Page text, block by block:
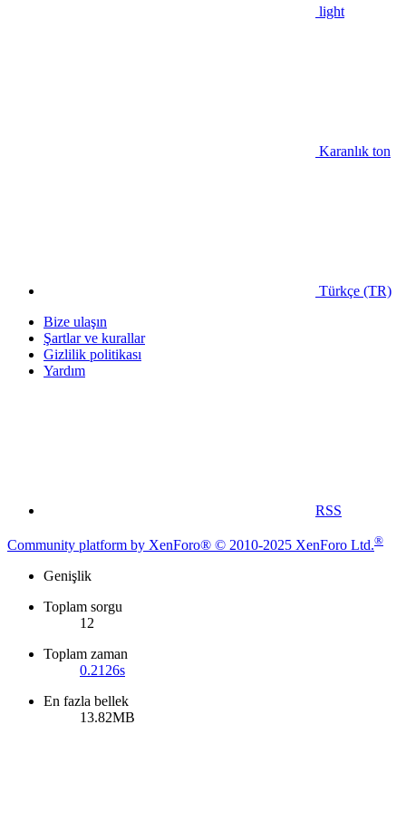
light
Karanlık ton
Türkçe (TR)
Bize ulaşın
Şartlar ve kurallar
Gizlilik politikası
Yardım
RSS
Community platform by XenForo® © 2010-2025 XenForo Ltd.®
Genişlik
Toplam sorgu
12
Toplam zaman
0.2126s
En fazla bellek
13.82MB